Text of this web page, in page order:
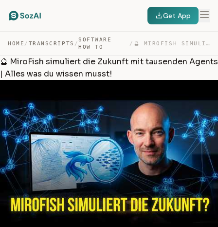
Get App
HOME / TRANSCRIPTS /
SOFTWARE
HOW-TO
/ 🔮 MIROFISH SIMULIERT DIE ZUKUNFT MIT TAUSENDEN AGENTS |… — TRANSCRIPT
🔮 MiroFish simuliert die Zukunft mit tausenden Agents
| Alles was du wissen musst!